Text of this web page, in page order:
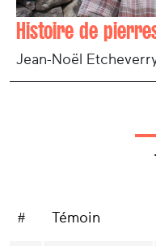
Histoire de
Jean-Noël
# Témoin